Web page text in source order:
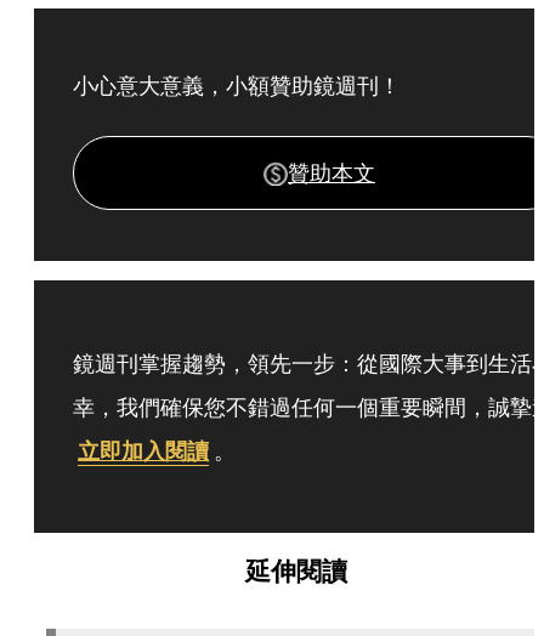
小心意大意義，小額贊助鏡週刊！
贊助本文
鏡週刊掌握趨勢，領先一步：從國際大事到生活
幸，我們確保您不錯過任何一個重要瞬間，誠摯
立即加入閱讀 。
延伸閱讀